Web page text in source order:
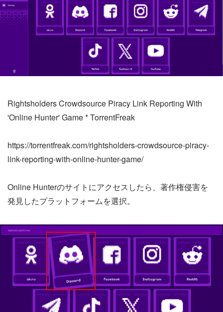
Rightsholders Crowdsource Piracy Link Reporting With
'Online Hunter' Game * TorrentFreak
https://torrentfreak.com/rightsholders-crowdsource-piracy-
link-reporting-with-online-hunter-game/
Online Hunterのサイトにアクセスしたら、著作権侵害を
発見したプラットフォームを選択。